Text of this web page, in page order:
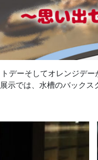
デーそしてオレンジデ
示では、水槽のバック